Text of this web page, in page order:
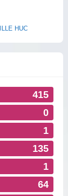
HUC
415
0
1
135
1
64